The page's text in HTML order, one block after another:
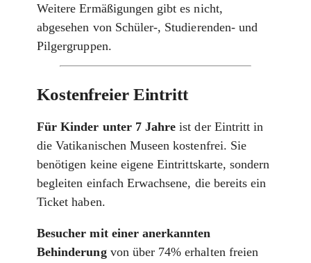
Weitere Ermäßigungen gibt es nicht,
abgesehen von Schüler-, Studierenden- und
Pilgergruppen.
Kostenfreier Eintritt
Für Kinder unter 7 Jahre ist der Eintritt in
die Vatikanischen Museen kostenfrei. Sie
benötigen keine eigene Eintrittskarte, sondern
begleiten einfach Erwachsene, die bereits ein
Ticket haben.
Besucher mit einer anerkannten
Behinderungvon über 74% erhalten freien